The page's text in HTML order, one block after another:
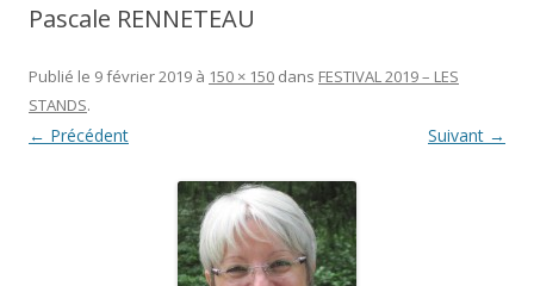
Pascale RENNETEAU
Publié le 9 février 2019 à 150 × 150 dans FESTIVAL 2019 – LES
STANDS.
← Précédent Suivant →